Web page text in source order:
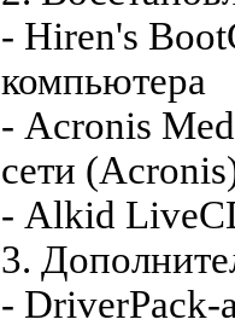
- Hiren's
компьютера
- Acronis
сети
- Alkid
3.
- DriverPack-